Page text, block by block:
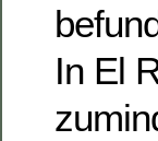
In El